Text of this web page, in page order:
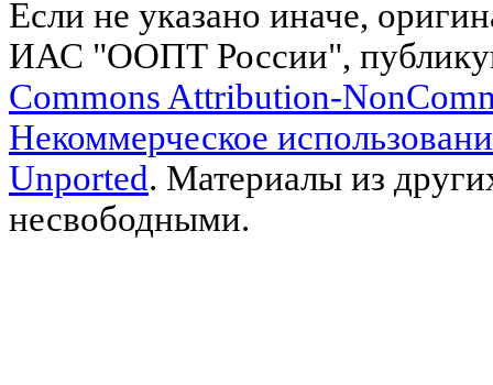
Если не указано иначе,
ИАС "ООПТ России",
Commons Attribution-
Некоммерческое
Unported. Материалы из
несвободными.